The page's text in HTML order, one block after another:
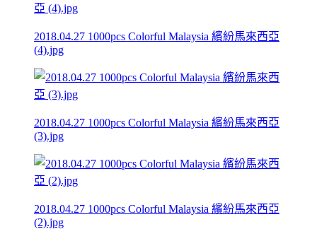
2018.04.27 1000pcs Colorful Malaysia 繽紛馬來西亞
(4).jpg
2018.04.27 1000pcs Colorful Malaysia 繽紛馬來西亞
(3).jpg
2018.04.27 1000pcs Colorful Malaysia 繽紛馬來西亞
(2).jpg